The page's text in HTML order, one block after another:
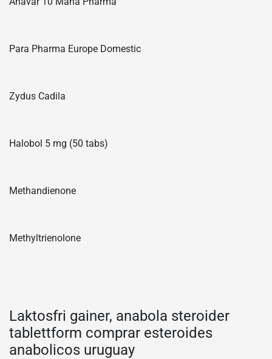
Para Pharma Europe Domestic
Zydus Cadila
Halobol 5 mg (50 tabs)
Methandienone
Methyltrienolone
Laktosfri gainer, anabola steroider
tablettform comprar esteroides
anabolicos uruguay